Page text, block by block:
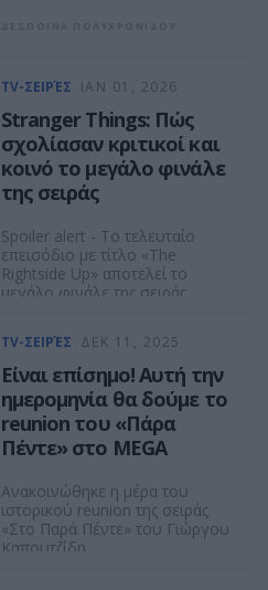
TV-ΣΕΙΡΈΣ ΙΑΝ 01, 2026
Stranger Things: Πώς
σχολίασαν κριτικοί και
κοινό το μεγάλο φινάλε
της σειράς
Spoiler alert - Το τελευταίο
επεισόδιο με τίτλο «The
Rightside Up» αποτελεί το
μεγάλο φινάλε της σειράς
TV-ΣΕΙΡΈΣ ΔΕΚ 11, 2025
Είναι επίσημο! Αυτή την
ημερομηνία θα δούμε το
reunion του «Πάρα
Πέντε» στο MEGA
Ανακοινώθηκε η μέρα του
ιστορικού reunion της σειράς
«Στο Παρά Πέντε» του Γιώργου
Καπουτζίδη